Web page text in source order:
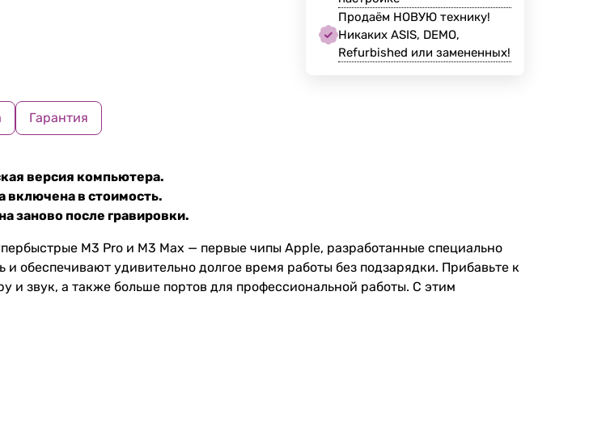
Продаём НОВУЮ технику!
Никаких ASIS, DEMO,
Refurbished или замененных!
Гарантия
версия компьютера.
включена в стоимость.
заново после гравировки.
M3 Pro и M3 Max — первые чипы Apple, разработанные специально
обеспечивают удивительно долгое время работы без подзарядки. Прибавьте к
звук, а также больше портов для профессиональной работы. С этим